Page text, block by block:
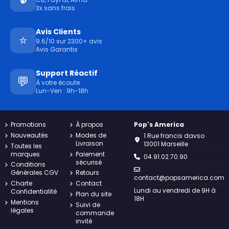
3x sans frais
⭐
Avis Clients
9.6/10 sur 2300+ avis
Avis Garantis
💬
Support Réactif
À votre écoute
Lun-Ven : 9h-18h
Promotions
Nouveautés
Toutes les
marques
Conditions
Générales CGV
Charte
Confidentialité
Mentions
légales
À propos
Modes de
Livraison
Paiement
sécurisé
Retours
Contact
Plan du site
Suivi de
commande
invité
Pop's America
1 Rue francis davso
13001 Marseille
04.91.02.70.90
contact@popsamerica.com
Lundi au vendredi de 9H à
18H